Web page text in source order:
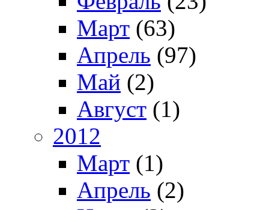
Март (63)
Апрель (97)
Май (2)
Август (1)
2012
Март (1)
Апрель (2)